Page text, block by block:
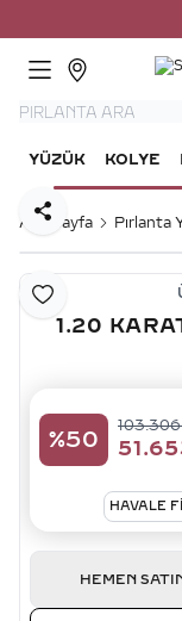
YÜZÜK KOLYE
Ana Sayfa Pırlanta
Favoriye Ekle
Paylaş
1.20
%50
103.306
HAVALE
HEMEN